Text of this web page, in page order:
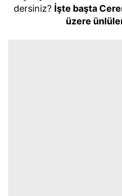
dersiniz? İşte başta
üzere